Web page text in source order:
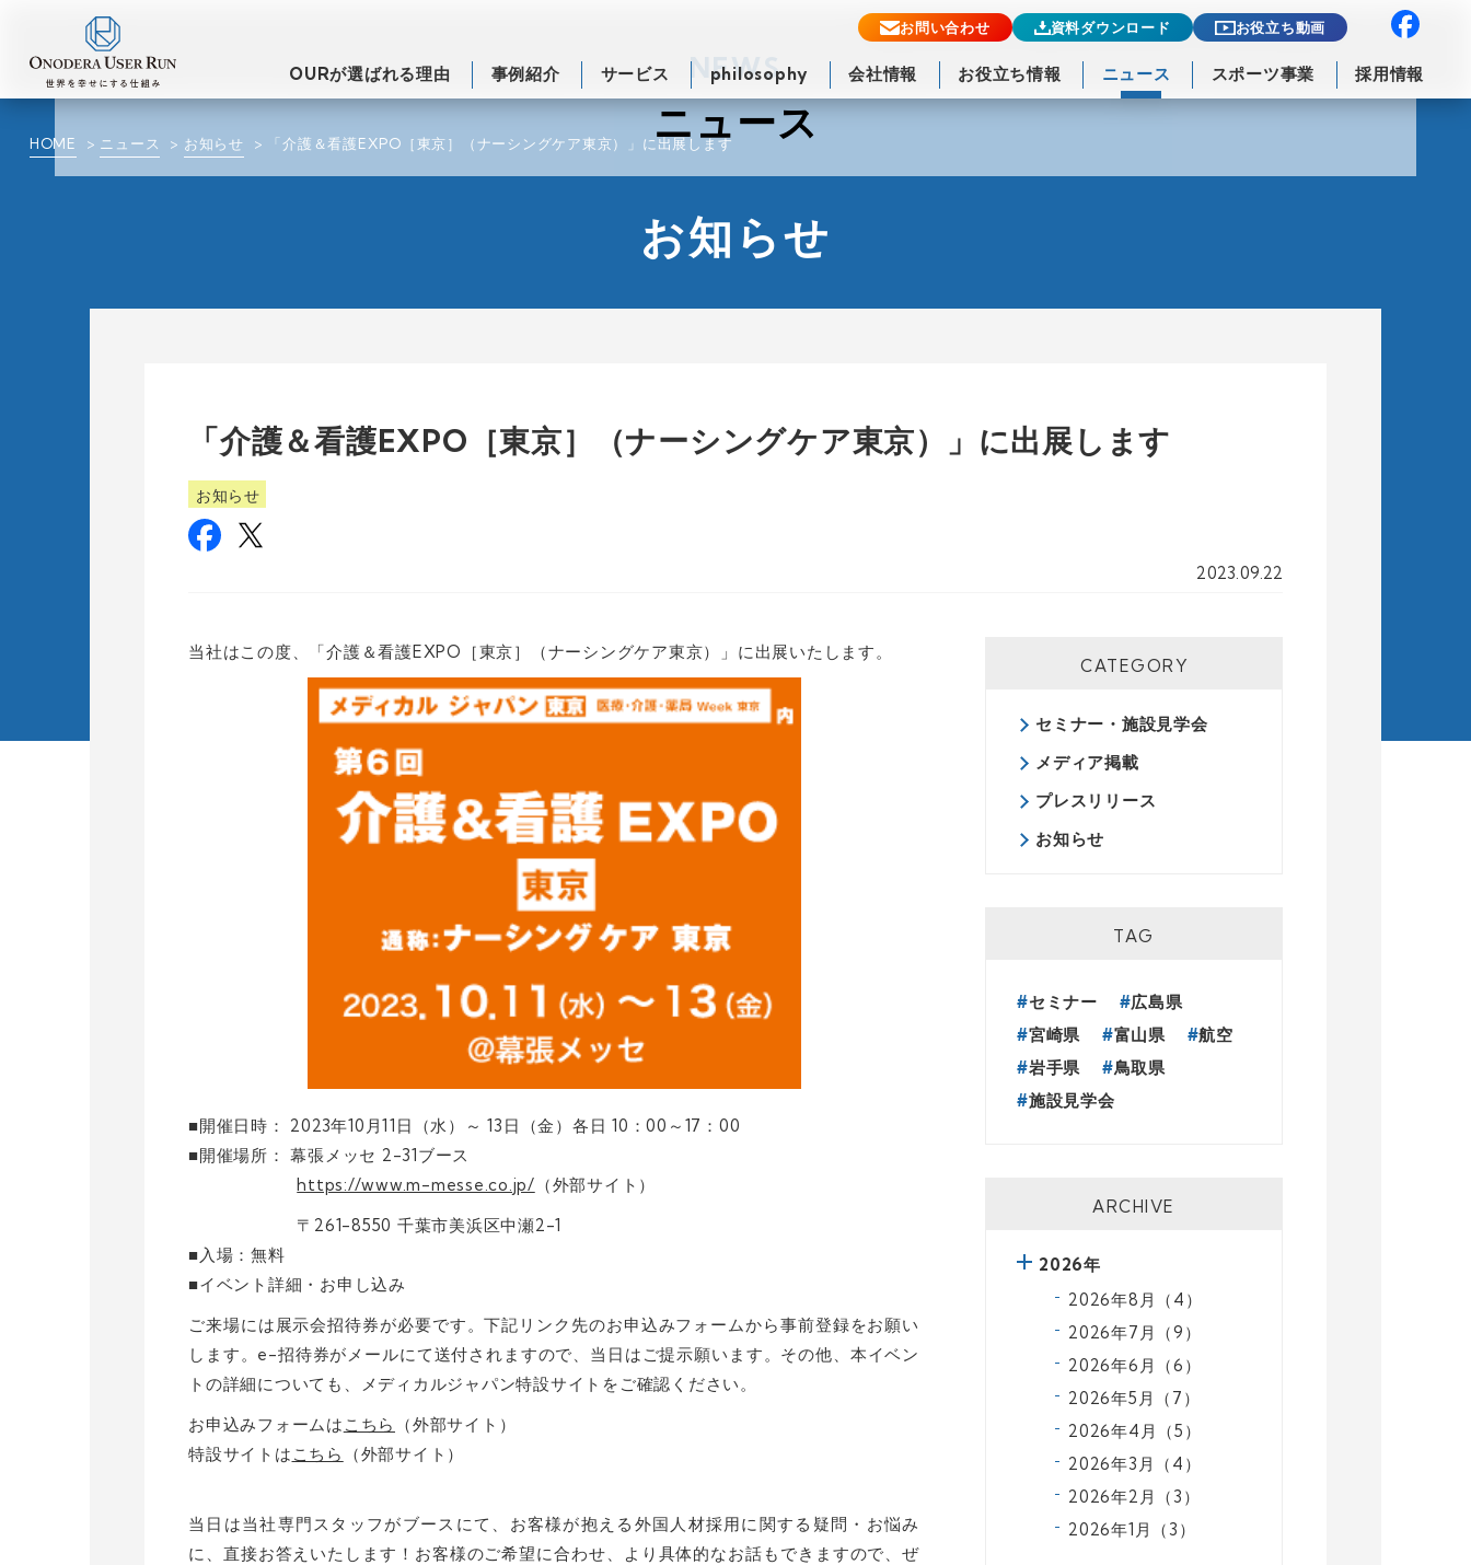
OURが選ばれる理由 事例紹介 サービス philosophy 会社情報 お役立ち情報 ニュース スポーツ事業 採用情報
お問い合わせ 資料ダウンロード お役立ち動画
NEWS
ニュース
HOME ニュース お知らせ 「介護＆看護EXPO［東京］（ナーシングケア東京）」に出展します
お知らせ
「介護＆看護EXPO［東京］（ナーシングケア東京）」に出展します
お知らせ
2023.09.22
当社はこの度、「介護＆看護EXPO［東京］（ナーシングケア東京）」に出展いたします。
■開催日時： 2023年10月11日（水）～ 13日（金）各日 10：00～17：00
■開催場所： 幕張メッセ 2-31ブース
https://www.m-messe.co.jp/ （外部サイト）
〒261-8550 千葉市美浜区中瀬2-1
■入場：無料
■イベント詳細・お申し込み
ご来場には展示会招待券が必要です。下記リンク先のお申込みフォームから事前登録をお願い
します。e-招待券がメールにて送付されますので、当日はご提示願います。その他、本イベン
トの詳細についても、メディカルジャパン特設サイトをご確認ください。
お申込みフォームは こちら
（外部サイト）
特設サイトは こちら （外部サイト）
当日は当社専門スタッフがブースにて、お客様が抱える外国人材採用に関する疑問・お悩み
に、直接お答えいたします！お客様のご希望に合わせ、より具体的なお話もできますので、ぜ
CATEGORY
セミナー・施設見学会
メディア掲載
プレスリリース
お知らせ
TAG
セミナー
広島県
宮崎県
富山県
航空
岩手県
鳥取県
施設見学会
ARCHIVE
2026年
2026年8月（4）
2026年7月（9）
2026年6月（6）
2026年5月（7）
2026年4月（5）
2026年3月（4）
2026年2月（3）
2026年1月（3）